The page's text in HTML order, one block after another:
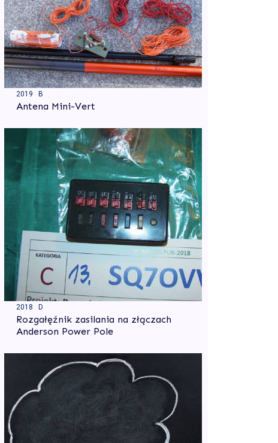
2019 B
Antena Mini-Vert
2018 D
Rozgałęźnik zasilania na złączach
Anderson Power Pole